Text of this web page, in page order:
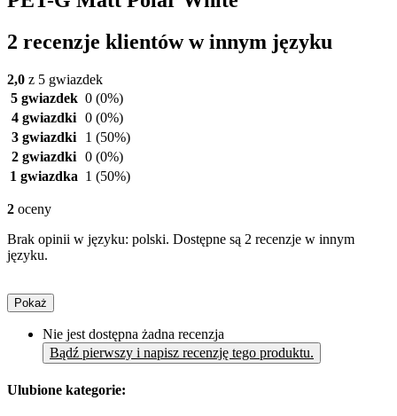
2 recenzje klientów w innym języku
2,0 z 5 gwiazdek
5 gwiazdek 0 (0%)
4 gwiazdki 0 (0%)
3 gwiazdki
1 (50%)
2 gwiazdki 0 (0%)
1 gwiazdka 1 (50%)
2 oceny
Brak opinii w języku: polski. Dostępne są 2 recenzje w innym
języku.
Pokaż
Nie jest dostępna żadna recenzja
Bądź pierwszy i napisz recenzję tego produktu.
Ulubione kategorie: